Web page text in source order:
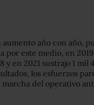
año con año,
este medio, en
en 2021 sustrajo 1 mil
los esfuerzos
del operativo